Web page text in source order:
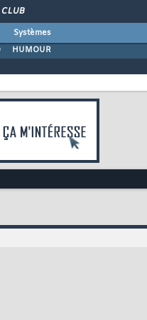
CLUB
Systèmes
HUMOUR